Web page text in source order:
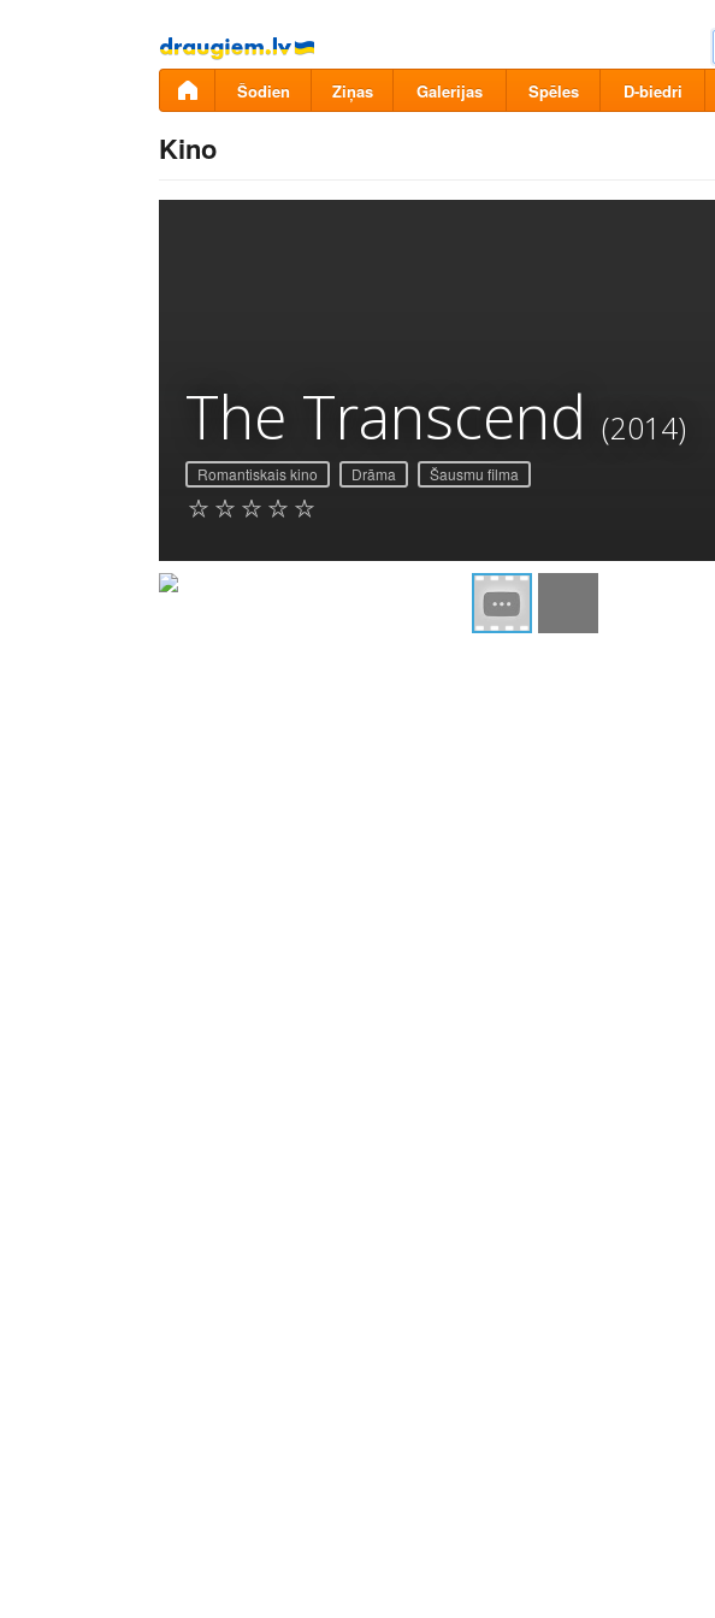
Pāriet
uz
saturu
Šodien Ziņas Galerijas Spēles D-biedri
Kino
The Transcend (2014)
Romantiskais kino Drāma Šausmu filma